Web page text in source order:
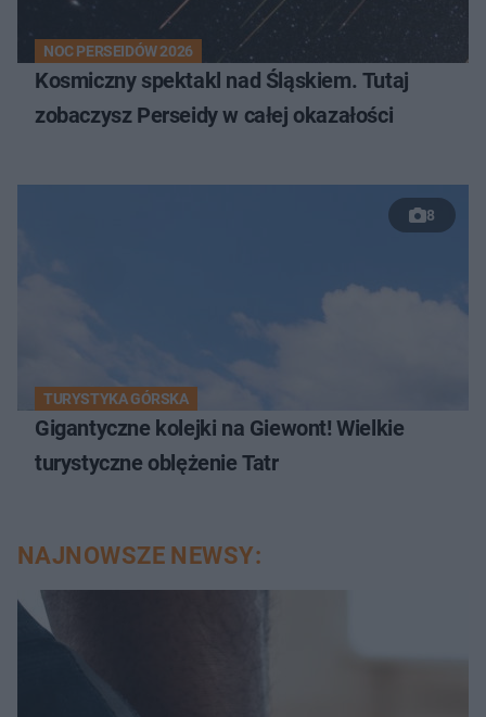
NOC PERSEIDÓW 2026
Kosmiczny spektakl nad Śląskiem. Tutaj
zobaczysz Perseidy w całej okazałości
8
TURYSTYKA GÓRSKA
Gigantyczne kolejki na Giewont! Wielkie
turystyczne oblężenie Tatr
NAJNOWSZE NEWSY: